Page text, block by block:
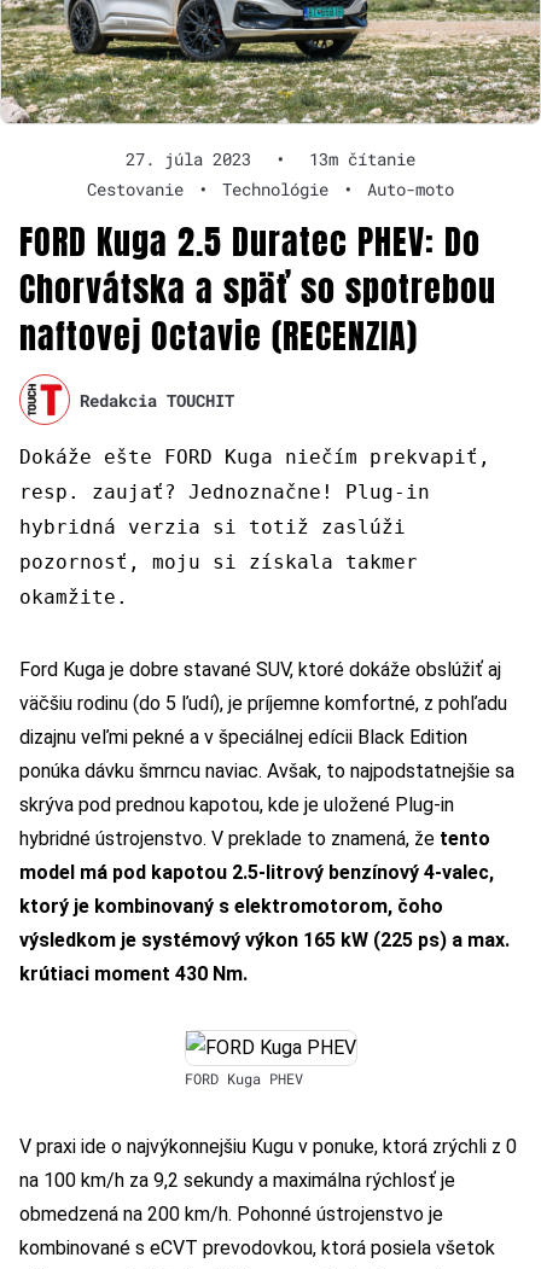
27. júla 2023 •
13m čítanie
Cestovanie
• Technológie • Auto-moto
FORD Kuga 2.5 Duratec PHEV: Do
Chorvátska a späť so spotrebou
naftovej Octavie (RECENZIA)
Redakcia TOUCHIT
Dokáže ešte FORD Kuga niečím prekvapiť,
resp. zaujať? Jednoznačne! Plug-in
hybridná verzia si totiž zaslúži
pozornosť, moju si získala takmer
okamžite.
Ford Kuga je dobre stavané SUV, ktoré dokáže obslúžiť aj
väčšiu rodinu (do 5 ľudí), je príjemne komfortné, z pohľadu
dizajnu veľmi pekné a v špeciálnej edícii Black Edition
ponúka dávku šmrncu naviac. Avšak, to najpodstatnejšie sa
skrýva pod prednou kapotou, kde je uložené Plug-in
hybridné ústrojenstvo. V preklade to znamená, že tento
model má pod kapotou 2.5-litrový benzínový 4-valec,
ktorý je kombinovaný s elektromotorom, čoho
výsledkom je systémový výkon 165 kW (225 ps) a max.
krútiaci moment 430 Nm.
FORD Kuga PHEV
V praxi ide o najvýkonnejšiu Kugu v ponuke, ktorá zrýchli z 0
na 100 km/h za 9,2 sekundy a maximálna rýchlosť je
obmedzená na 200 km/h. Pohonné ústrojenstvo je
kombinované s eCVT prevodovkou, ktorá posiela všetok